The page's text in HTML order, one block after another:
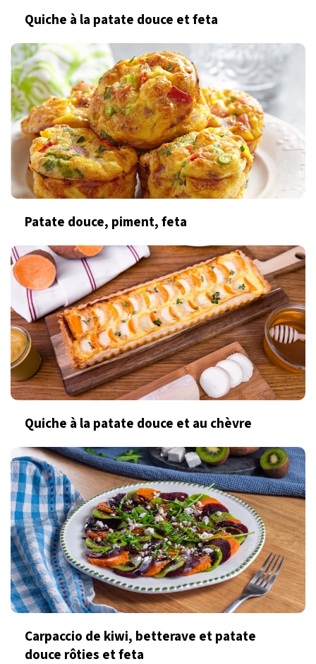
Quiche à la patate douce et feta
Patate douce, piment, feta
Quiche à la patate douce et au chèvre
Carpaccio de kiwi, betterave et patate
douce rôties et feta